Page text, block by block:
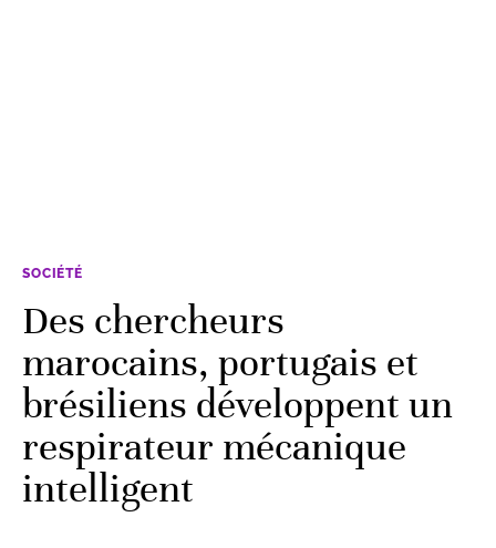
SOCIÉTÉ
Des chercheurs
marocains, portugais et
brésiliens développent un
respirateur mécanique
intelligent